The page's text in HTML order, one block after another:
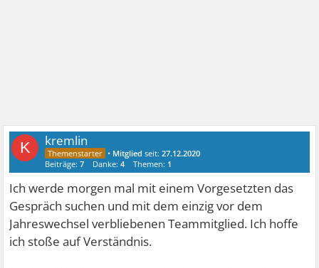
K kremlin
• Mitglied seit:27.12.2020
Beiträge:7 Danke:4 Themen: 1
Ich werde morgen mal mit einem Vorgesetzten das
Gespräch suchen und mit dem einzig vor dem
Jahreswechsel verbliebenen Teammitglied. Ich hoffe
ich stoße auf Verständnis.